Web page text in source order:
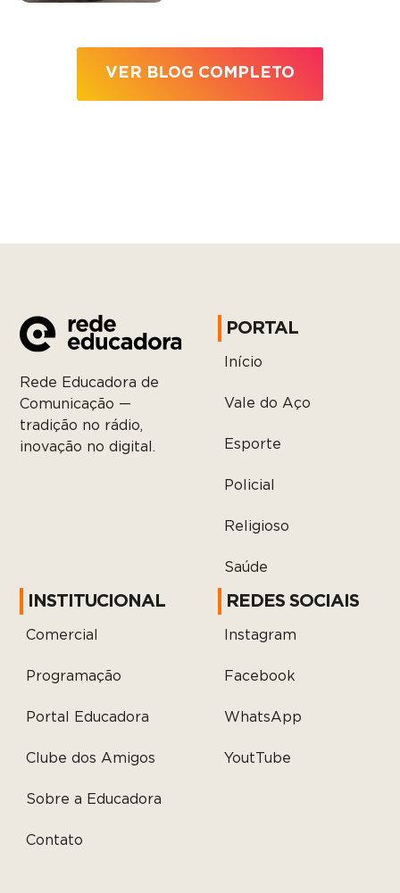
VER BLOG COMPLETO
Rede Educadora de
Comunicação —
tradição no rádio,
inovação no digital.
PORTAL
Início
Vale do Aço
Esporte
Policial
Religioso
Saúde
INSTITUCIONAL
Comercial
Programação
Portal Educadora
Clube dos Amigos
Sobre a Educadora
Contato
REDES SOCIAIS
Instagram
Facebook
WhatsApp
YoutTube